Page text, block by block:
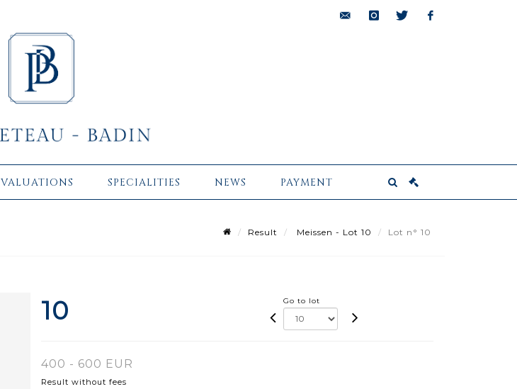
VALUATIONS SPECIALITIES NEWS PAYMENT
Result Meissen - Lot 10 Lot n° 10
10 Go to lot
400 - 600 EUR
Result without fees